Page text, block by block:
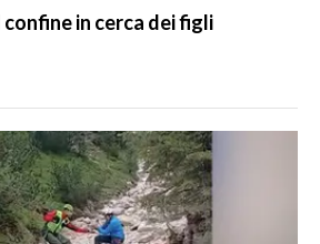
in cerca dei figli